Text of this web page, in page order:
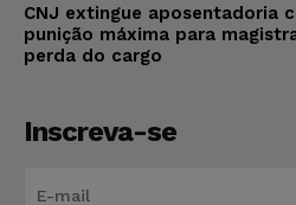
CNJ extingue aposentadoria
punição máxima para
perda do cargo
Inscreva-se